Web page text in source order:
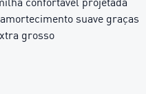
suave graças
grosso